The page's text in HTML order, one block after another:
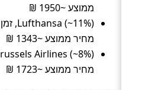
ממוצע ~1950 ₪
מחיר ממוצע ~1343 ₪
מחיר ממוצע ~1723 ₪